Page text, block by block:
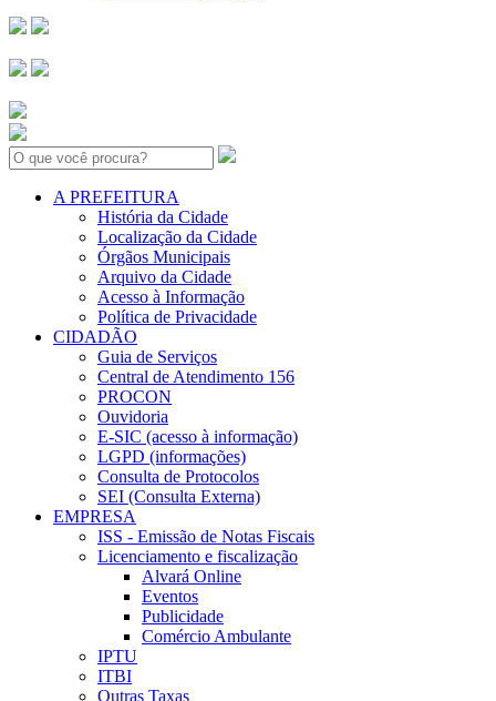
Search:
A PREFEITURA
História da Cidade
Localização da Cidade
Órgãos Municipais
Arquivo da Cidade
Acesso à Informação
Política de Privacidade
CIDADÃO
Guia de Serviços
Central de Atendimento 156
PROCON
Ouvidoria
E-SIC (acesso à informação)
LGPD (informações)
Consulta de Protocolos
SEI (Consulta Externa)
EMPRESA
ISS - Emissão de Notas Fiscais
Licenciamento e fiscalização
Alvará Online
Eventos
Publicidade
Comércio Ambulante
IPTU
ITBI
Outras Taxas